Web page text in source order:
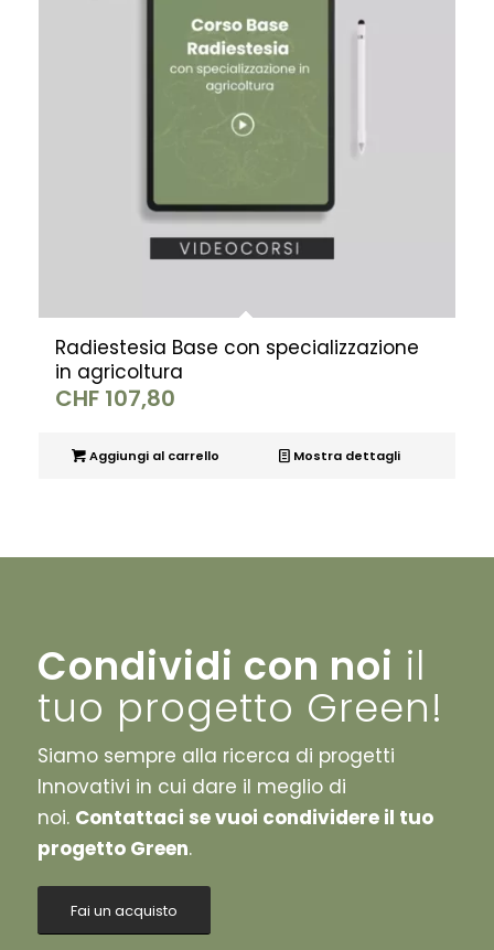
Radiestesia Base con specializzazione
in agricoltura
CHF107,80
Aggiungi al carrello Mostra dettagli
Condividi con noi il
tuo progetto Green!
Siamo sempre alla ricerca di progetti
Innovativi in cui dare il meglio di
noi. Contattaci se vuoi condividere il tuo
progetto Green.
Fai un acquisto